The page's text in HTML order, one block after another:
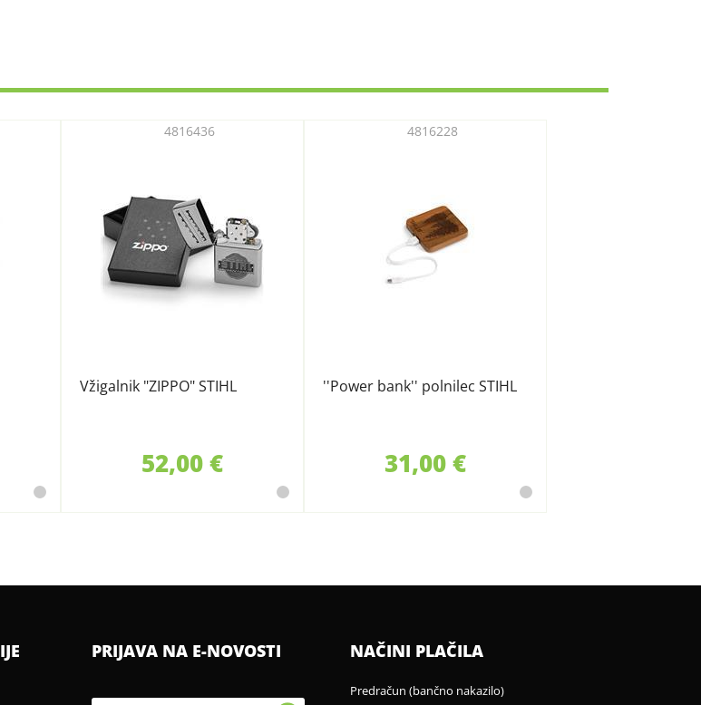
Vžigalnik "ZIPPO" STIHL
4816436
52,00 €
''Power bank'' polnilec STIHL
4816228
31,00 €
PRIJAVA NA E-NOVOSTI NAČINI PLAČILA
Predračun (bančno nakazilo)